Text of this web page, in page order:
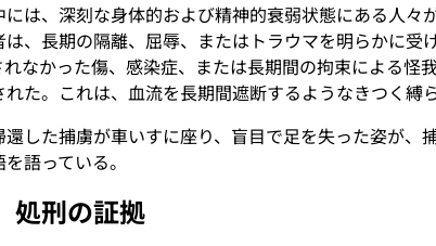
は、深刻な身体的および精神的衰弱状態にある人
、長期の隔離、屈辱、またはトラウマを明らかに
なかった傷、感染症、または長期間の拘束による
た。これは、血流を長期間遮断するようなきつく縛
した捕虜が車いすに座り、盲目で足を失った姿が
語っている。
処刑の証拠